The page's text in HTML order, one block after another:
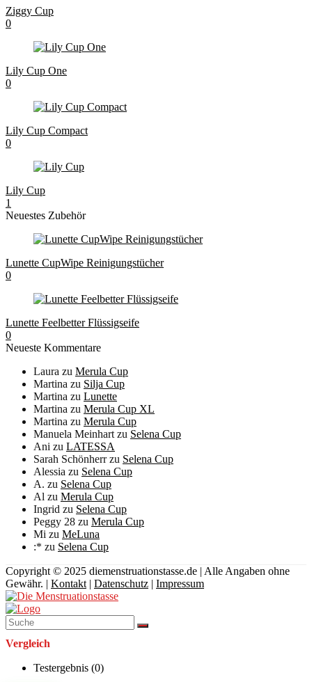
Ziggy Cup
0
Lily Cup One
0
Lily Cup Compact
0
Lily Cup
1
Neuestes Zubehör
Lunette CupWipe Reinigungstücher
0
Lunette Feelbetter Flüssigseife
0
Neueste Kommentare
Laura zu Merula Cup
Martina zu Silja Cup
Martina zu Lunette
Martina zu Merula Cup XL
Martina zu Merula Cup
Manuela Meinhart zu Selena Cup
Ani zu LATESSA
Sarah Schönherrzu Selena Cup
Alessia zu Selena Cup
A. zu Selena Cup
Al zu Merula Cup
Ingrid zu Selena Cup
Peggy 28 zu Merula Cup
Mi zu MeLuna
:* zu Selena Cup
Copyright © 2025 diemenstruationstasse.de | Alle Angaben ohne
Gewähr. | Kontakt | Datenschutz | Impressum
Vergleich
Testergebnis (0)